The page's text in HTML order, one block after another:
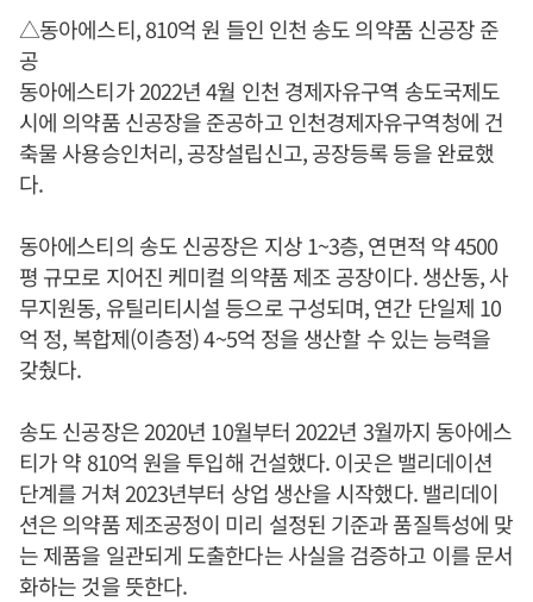
△동아에스티, 810억 원 들인 인천 송도 의약품 신공장 준
공
동아에스티가 2022년 4월 인천 경제자유구역 송도국제도
시에 의약품 신공장을 준공하고 인천경제자유구역청에 건
축물 사용승인처리, 공장설립신고, 공장등록 등을 완료했
다.
동아에스티의 송도 신공장은 지상 1~3층, 연면적 약 4500
평 규모로 지어진 케미컬 의약품 제조 공장이다. 생산동, 사
무지원동, 유틸리티시설 등으로 구성되며, 연간 단일제 10
억 정, 복합제(이층정) 4~5억 정을 생산할 수 있는 능력을
갖췄다.
송도 신공장은 2020년 10월부터 2022년 3월까지 동아에스
티가 약 810억 원을 투입해 건설했다. 이곳은 밸리데이션
단계를 거쳐 2023년부터 상업 생산을 시작했다. 밸리데이
션은 의약품 제조공정이 미리 설정된 기준과 품질특성에 맞
는 제품을 일관되게 도출한다는 사실을 검증하고 이를 문서
화하는 것을 뜻한다.